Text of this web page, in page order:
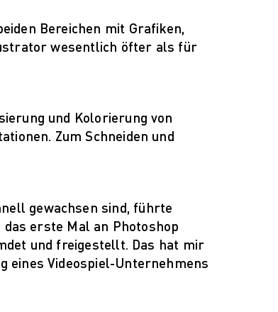
Bereichen mit Grafiken,
wesentlich öfter als für
und Kolorierung von
Zum Schneiden und
gewachsen sind, führte
erste Mal an Photoshop
und freigestellt. Das hat mir
eines Videospiel-Unternehmens